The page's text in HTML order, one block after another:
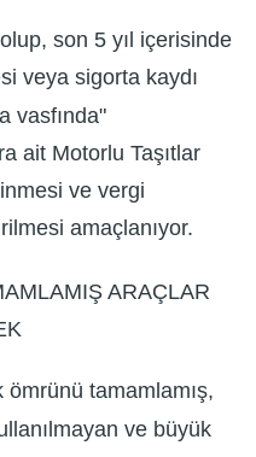
son 5 yıl içerisinde
veya sigorta kaydı
vasfında"
ait Motorlu Taşıtlar
ve vergi
amaçlanıyor.
ARAÇLAR
tamamlamış,
ve büyük